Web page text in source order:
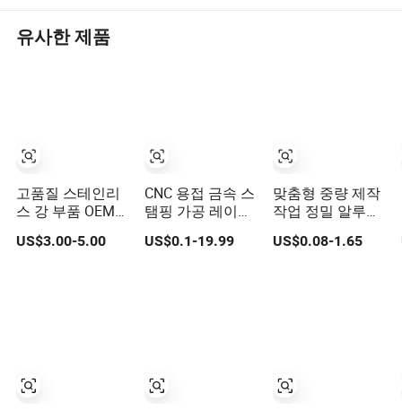
유사한 제품
고품질 스테인리
스 강 부품 OEM
맞춤형 레이저 절
단, 벤딩, 용접, 스
US$3.00-5.00
CNC 용접 금속 스
탬핑 가공 레이저
절단 부품 서비스
US$0.1-19.99
맞춤형 중량 제작
작업 정밀 알루미
늄 스테인리스 스
틸 레이저 절단 용
US$0.08-1.65